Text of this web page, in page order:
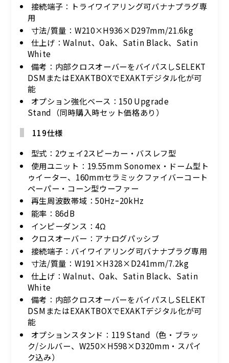
接続端子：トライワイアリング可バナナプラグ専
用
寸法/質量：W210×H936×D297mm/21.6kg
仕上げ：Walnut、Oak、Satin Black、Satin
White
備考：内部クロスオーバーをバイパスしSELEKT
DSMまたはEXAKTBOXでEXAKTデジタル化が可
能
オプション強化ベース：150 Upgrade
Stand（同時購入時セット価格あり）
119仕様
型式：2ウェイ2スピーカー・バスレフ型
使用ユニット：19.55mm Sonomex・ドーム型ト
ゥイーター、160mmセラミックファイバーコート
ペーパー・コーン型ウーファー
再生周波数帯域：50Hzｰ20kHz
能率：86dB
インピーダンス：4Ω
クロスオーバー：アナログパッシブ
接続端子：バイワイアリング可バナナプラグ専用
寸法/質量：W191×H328×D241mm/7.2kg
仕上げ：Walnut、Oak、Satin Black、Satin
White
備考：内部クロスオーバーをバイパスしSELEKT
DSMまたはEXAKTBOXでEXAKTデジタル化が可
能
オプションスタンド：119 Stand（色・ブラッ
ク/シルバー、W250×H598×D320mm・スパイ
ク込み）